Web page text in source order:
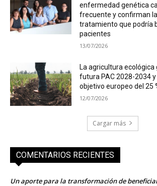
enfermedad genética
frecuente y confirman
tratamiento que podría
pacientes
13/07/2026
La agricultura ecológica
futura PAC 2028-2034
objetivo europeo del 25
12/07/2026
Cargar más
COMENTARIOS RECIENTES
Un aporte para la transformación de